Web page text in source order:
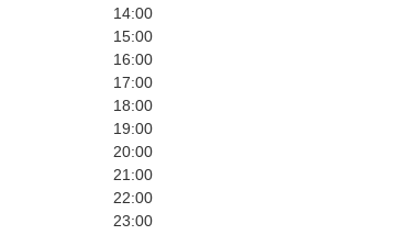
14:00
15:00
16:00
17:00
18:00
19:00
20:00
21:00
22:00
23:00